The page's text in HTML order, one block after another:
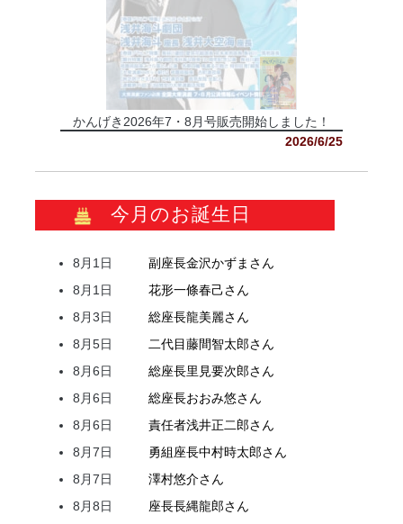
かんげき2026年7・8月号販売開始しました！
2026/6/25
今月のお誕生日
8月1日 副座長金沢かずま さん
8月1日
花形一條春己さん
8月3日
総座長龍美麗さん
8月5日
二代目藤間智太郎さん
8月6日
総座長里見要次郎さん
8月6日
総座長おおみ悠さん
8月6日
責任者浅井正二郎さん
8月7日
勇組座長中村時太郎さん
8月7日
澤村悠介さん
8月8日
座長長縄龍郎さん